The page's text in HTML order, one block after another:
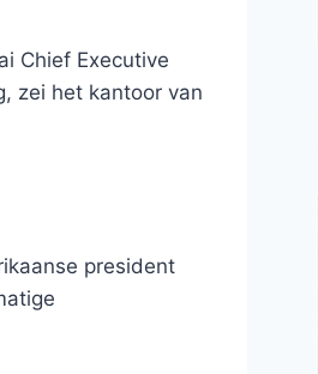
Chief Executive
zei het kantoor van
president